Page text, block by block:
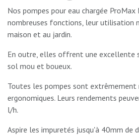
Nos pompes pour eau chargée
nombreuses fonctions, leur utilisation
maison et au jardin.
En outre, elles offrent une excellente
sol mou et boueux.
Toutes les pompes sont
ergonomiques. Leurs rendements
l/h.
Aspire les impuretés jusqu'à 40mm de